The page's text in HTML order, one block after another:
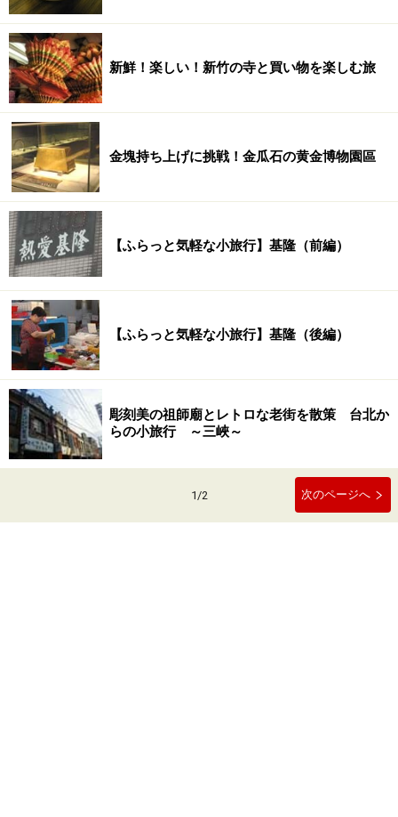
新鮮！楽しい！新竹の寺と買い物を楽しむ旅
金塊持ち上げに挑戦！金瓜石の黄金博物園區
【ふらっと気軽な小旅行】基隆（前編）
【ふらっと気軽な小旅行】基隆（後編）
彫刻美の祖師廟とレトロな老街を散策 台北か
らの小旅行 ～三峽～
1/2 次のページへ